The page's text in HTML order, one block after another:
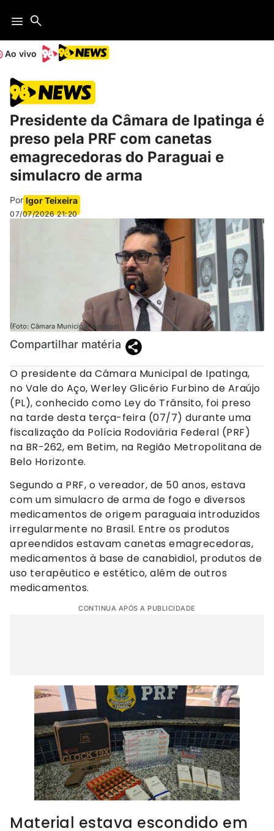
Ao vivo
Presidente da Câmara de Ipatinga é
preso pela PRF com canetas
emagrecedoras do Paraguai e
simulacro de arma
Por Igor Teixeira
07/07/2026 21:20
(Foto: Câmara Municipal Ipatinga)
Compartilhar matéria
O presidente da Câmara Municipal de Ipatinga,
no Vale do Aço, Werley Glicério Furbino de Araújo
(PL), conhecido como Ley do Trânsito, foi preso
na tarde desta terça-feira (07/7) durante uma
fiscalização da Polícia Rodoviária Federal (PRF)
na BR-262, em Betim, na Região Metropolitana de
Belo Horizonte.
Segundo a PRF, o vereador, de 50 anos, estava
com um simulacro de arma de fogo e diversos
medicamentos de origem paraguaia introduzidos
irregularmente no Brasil. Entre os produtos
apreendidos estavam canetas emagrecedoras,
medicamentos à base de canabidiol, produtos de
uso terapêutico e estético, além de outros
medicamentos.
CONTINUA APÓS A PUBLICIDADE
Material estava escondido em